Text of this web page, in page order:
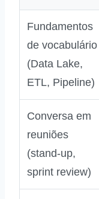
Fundamentos
de vocabulário
(Data Lake,
ETL, Pipeline)
Conversa em
reuniões
(stand‑up,
sprint review)